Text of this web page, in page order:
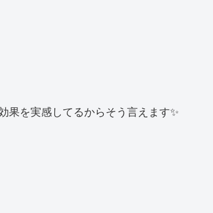
果を実感してるからそう言えます✨